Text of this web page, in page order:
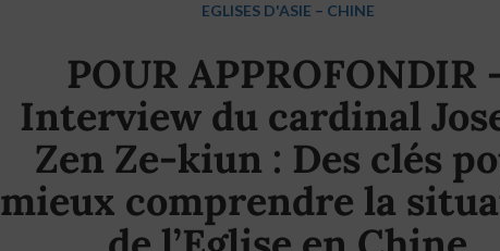
EGLISES D'ASIE – CHINE
POUR APPROFONDIR
Interview du cardinal
Zen Ze-kiun : Des clés
mieux comprendre la